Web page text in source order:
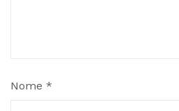
Nome *